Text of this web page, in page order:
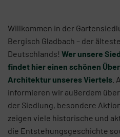
Willkommen in der
Bergisch Gladbach – der
Deutschlands! Wer unsere
findet hier einen schönen
Architektur unseres Viertels
informieren wir außerdem
der Siedlung, besondere
zeigen viele historische und
die Entstehungsgeschichte